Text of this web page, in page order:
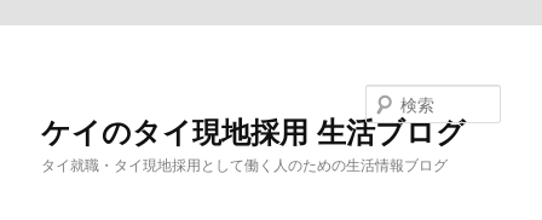
ケイのタイ現地採用 生活ブログ
タイ就職・タイ現地採用として働く人のための生活情報ブログ